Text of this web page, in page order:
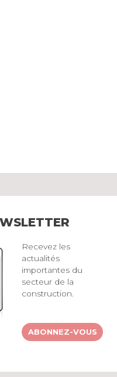
Recevez les
actualités
importantes du
secteur de la
construction.
ABONNEZ-VOUS